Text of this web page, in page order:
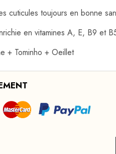
cuticules toujours en bonne
en vitamines A, E, B9 et
+ Tominho + Oeillet